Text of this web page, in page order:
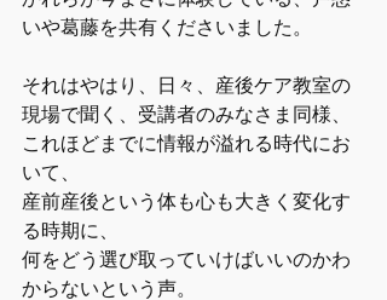
いや葛藤を共有くださいました。
それはやはり、日々、産後ケア教室の
現場で聞く、受講者のみなさま同様、
これほどまでに情報が溢れる時代にお
いて、
産前産後という体も心も大きく変化す
る時期に、
何をどう選び取っていけばいいのかわ
からないという声。